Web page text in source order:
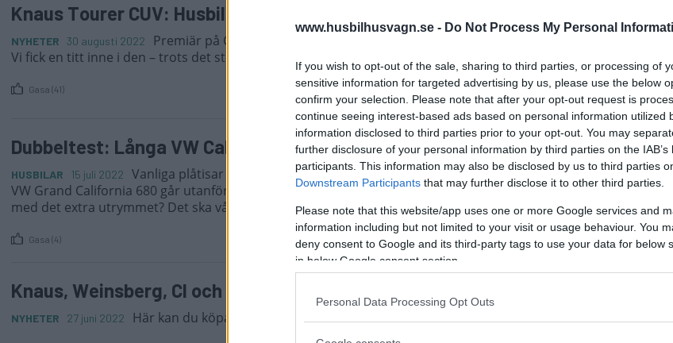
www.husbilhusvagn.se - Do Not Process My Personal
If you wish to opt-out of the sale, sharing to third parties, or processing of
sensitive information for targeted advertising by us, please use the below
confirm your selection. Please note that after your opt-out request is
continue seeing interest-based ads based on personal information utilized
information disclosed to third parties prior to your opt-out. You may
further disclosure of your personal information by third parties on the IAB’s
participants. This information may also be disclosed by us to third parties
Downstream Participants that may further disclose it to other third parties.
Please note that this website/app uses one or more Google services and
information including but not limited to your visit or usage behaviour. You
deny consent to Google and its third-party tags to use your data for below
in below Google consent section.
Personal Data Processing Opt Outs
Knaus Tourer CUV: Husbil med höjbart tak
NYHETER 30 augusti 2022
Premiär på Caravan Salon för Knaus husbil med höjbart tak: Tourer CUV.
Vi fick en titt inne i den – trots det stora säkerhetspådraget.
Gasa (41)
Dubbeltest: Långa VW California och Knaus BoxDrive
HUSBILAR 15 juli 2022
Vanliga plåtisar är cirka sex meter långa medan Knaus BoxDrive 680 ME och
VW Grand California 680 går utanför ramen med nästan sju meter. Vad gör dessa två limousiner
med det extra utrymmet? Det ska vår jämförelse ge svar på...
Gasa (4)
Knaus, Weinsberg, CI och Roller Team får nya återförsäljare
NYHETER 27 juni 2022 Här kan du köpa Knaus, Weinsberg, CI och Roller Team för modellåret 2023.